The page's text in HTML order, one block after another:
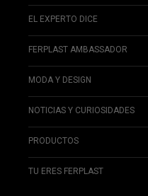
EL EXPERTO DICE
FERPLAST AMBASSADOR
MODA Y DESIGN
NOTICIAS Y CURIOSIDADES
PRODUCTOS
TU ERES FERPLAST